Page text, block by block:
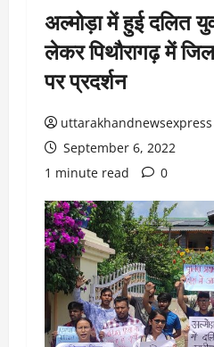
अल्मोड़ा में हुई दलित
लेकर पिथौरागढ़ में
पर प्रदर्शन
uttarakhandnewsexpress
September 6, 2022
1 minute read
0